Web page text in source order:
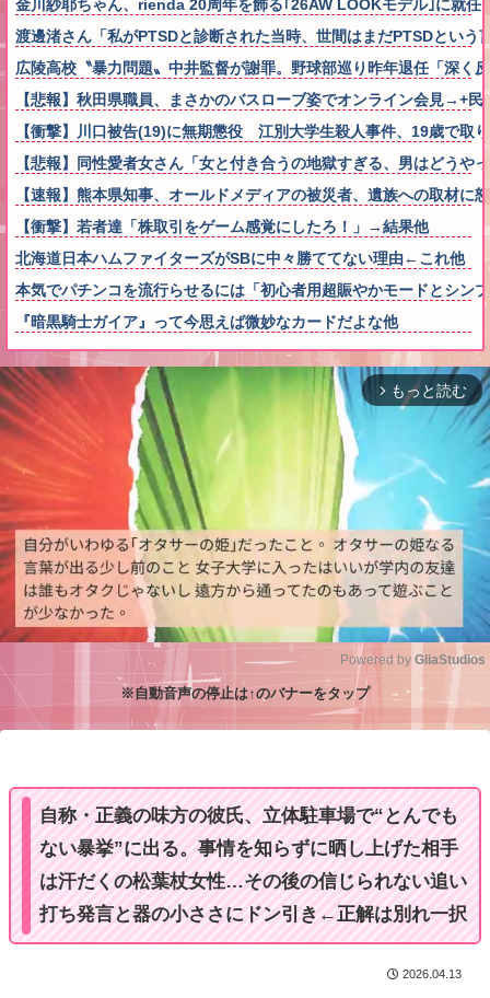
金川紗耶ちゃん、rienda 20周年を飾る｢26AW LOOKモデル｣に就任
渡邊渚さん「私がPTSDと診断された当時、世間はまだPTSDという
広陵高校〝暴力問題〟中井監督が謝罪。野球部巡り昨年退任「深く
【悲報】秋田県職員、まさかのバスローブ姿でオンライン会見→+
【衝撃】川口被告(19)に無期懲役 江別大学生殺人事件、19歳で取
【悲報】同性愛者女さん「女と付き合うの地獄すぎる、男はどう
【速報】熊本県知事、オールドメディアの被災者、遺族への取材に
【衝撃】若者達「株取引をゲーム感覚にしたろ！」→結果他
北海道日本ハムファイターズがSBに中々勝ててない理由←これ他
本気でパチンコを流行らせるには「初心者用超賑やかモードとシン
『暗黒騎士ガイア』って今思えば微妙なカードだよな他
arrow_forward_ios もっと読む
Powered by GliaStudios
※自動音声の停止は↑のバナーをタップ
自称・正義の味方の彼氏、立体駐車場で“とんでも
ない暴挙”に出る。事情を知らずに晒し上げた相手
は汗だくの松葉杖女性…その後の信じられない追い
打ち発言と器の小ささにドン引き←正解は別れ一択
2026.04.13